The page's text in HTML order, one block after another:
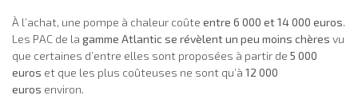
À l’achat, une pompe à chaleur coûte entre 6 000 et 14 000 euros.
Les PAC de la gamme Atlantic se révèlent un peu moins chères vu
que certaines d’entre elles sont proposées à partir de 5 000
euros et que les plus coûteuses ne sont qu’à 12 000
euros environ.